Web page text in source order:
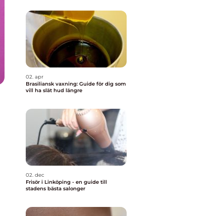
02. apr
Brasiliansk vaxning: Guide för dig som
vill ha slät hud längre
02. dec
Frisör i Linköping - en guide till
stadens bästa salonger